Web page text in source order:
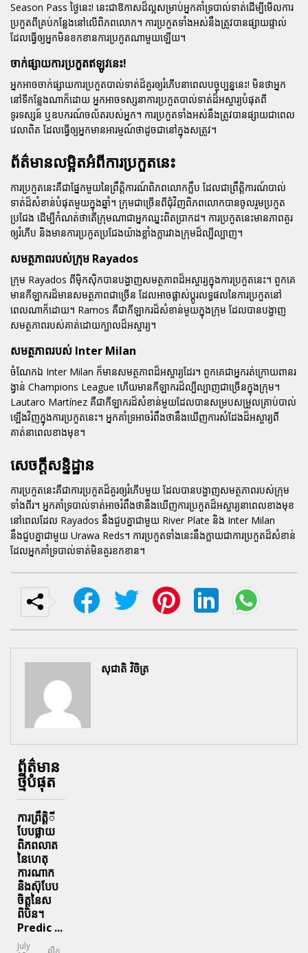
Season Pass ថ្ងៃនេះ! នេះជាឱកាសដ៏ល្អសម្រាប់អ្នកគាំទ្របាល់ទាត់ដើម្បីមើលការ
ប្រកួតពីគ្រប់កន្លែងនៅលើពិភពលោក។ ការប្រកួតទាំងអស់នឹងត្រូវបានផ្សាយផ្ទាល់
ដែលធ្វើឲ្យអ្នកមិនខកខានការប្រកួតណាមួយឡើយ។
ចាក់ផ្សាយការប្រកួតឥឡូវនេះ!
អ្នកអាចចាក់ផ្សាយការប្រកួតបាល់ទាត់ដ៏គួរឲ្យរំភើបនាពេលបច្ចុប្បន្ននេះ! មិនថាអ្នក
នៅទីកន្លែងណាក៏ដោយ អ្នកអាចទស្សនាការប្រកួតបាល់ទាត់ដ៏អស្ចារ្យបំផុតពី
ទូរទស្សន៍ ឬឧបករណ៍ចល័តរបស់អ្នក។ ការប្រកួតទាំងអស់នឹងត្រូវបានផ្សាយជាពេល
វេលាពិត ដែលធ្វើឲ្យអ្នកមានអារម្មណ៍ថាដូចជានៅក្នុងសត្រូវ។
ព័ត៌មានលម្អិតអំពីការប្រកួតនេះ
ការប្រកួតនេះគឺជាផ្នែកមួយនៃព្រឹត្តិការណ៍ពិភពលោកក្លឹប ដែលជាព្រឹត្តិការណ៍បាល់
ទាត់ដ៏សំខាន់បំផុតមួយក្នុងឆ្នាំ។ ក្រុមជាច្រើនពីជុំវិញពិភពលោកបានចូលរួមប្រកួត
ប្រជែង ដើម្បីកំណត់ថាតើក្រុមណាជាអ្នកឈ្នះពិតប្រាកដ។ ការប្រកួតនេះមានភាពគួរ
ឲ្យរំភើប និងមានការប្រកួតប្រជែងយ៉ាងខ្លាំងក្លារវាងក្រុមដ៏ល្បីល្បាញ។
សមត្ថភាពរបស់ក្រុម Rayados
ក្រុម Rayados ពីម៉ិកស៊ិកបានបង្ហាញសមត្ថភាពដ៏អស្ចារ្យក្នុងការប្រកួតនេះ។ ពួកគេ
មានកីឡាករដ៏មានសមត្ថភាពជាច្រើន ដែលអាចផ្លាស់ប្តូរលទ្ធផលនៃការប្រកួតនៅ
ពេលណាក៏ដោយ។ Ramos គឺជាកីឡាករដ៏សំខាន់មួយក្នុងក្រុម ដែលបានបង្ហាញ
សមត្ថភាពរបស់គាត់ដោយក្បាលដ៏អស្ចារ្យ។
សមត្ថភាពរបស់ Inter Milan
ចំណែកឯ Inter Milan ក៏មានសមត្ថភាពដ៏អស្ចារ្យដែរ។ ពួកគេជាអ្នករត់ក្រោយពានរ
ង្វាន់ Champions League ហើយមានកីឡាករដ៏ល្បីល្បាញជាច្រើនក្នុងក្រុម។
Lautaro Martínez គឺជាកីឡាករដ៏សំខាន់មួយដែលបានសម្របសម្រួលគ្រាប់បាល់
ឡើងវិញក្នុងការប្រកួតនេះ។ អ្នកគាំទ្រអាចរំពឹងថានឹងឃើញការសំដែងដ៏អស្ចារ្យពី
គាត់នាពេលខាងមុខ។
សេចក្តីសន្និដ្ឋាន
ការប្រកួតនេះគឺជាការប្រកួតដ៏គួរឲ្យរំភើបមួយ ដែលបានបង្ហាញសមត្ថភាពរបស់ក្រុម
ទាំងពីរ។ អ្នកគាំទ្របាល់ទាត់អាចរំពឹងថានឹងឃើញការប្រកួតដ៏អស្ចារ្យនាពេលខាងមុខ
នៅពេលដែល Rayados នឹងជួបគ្នាជាមួយ River Plate និង Inter Milan
នឹងជួបគ្នាជាមួយ Urawa Reds។ ការប្រកួតទាំងនេះនឹងក្លាយជាការប្រកួតដ៏សំខាន់
ដែលអ្នកគាំទ្របាល់ទាត់មិនគួរខកខាន។
សុជាតិ វិចិត្រ
ព័ត៌មាន
ថ្មីបំផុត
ការព្រឹតិ្តី
បែបផ្លាយ
ពិភពលាត
នៃហេតុ
ការណាក
និងស៊ុបែប
ចិត្តនៃស
ពិបិន។
Predic ...
July
លីក